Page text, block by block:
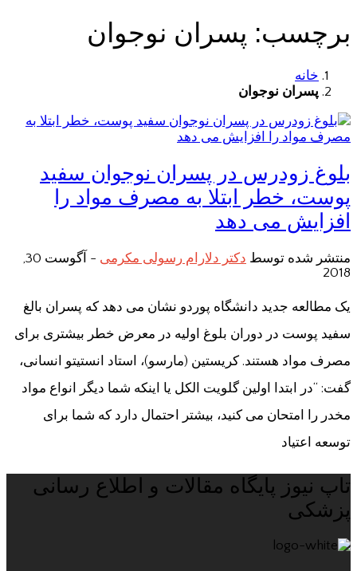
برچسب: پسران نوجوان
خانه
پسران نوجوان
بلوغ زودرس در پسران نوجوان سفید
پوست، خطر ابتلا به مصرف مواد را
افزایش می دهد
منتشر شده توسط دکتر دلارام رسولی مکرمی -
آگوست 30,
2018
یک مطالعه جدید دانشگاه پوردو نشان می دهد که پسران بالغ
سفید پوست در دوران بلوغ اولیه در معرض خطر بیشتری برای
مصرف مواد هستند. کریستین (مارسو)، استاد انستیتو انسانی،
گفت: “در ابتدا اولین گلویت الکل یا اینکه شما دیگر انواع مواد
مخدر را امتحان می کنید، بیشتر احتمال دارد که شما برای
توسعه اعتياد
تاپ نیوز پایگاه مقالات و اطلاع رسانی
پزشکی